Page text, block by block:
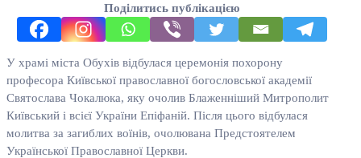
Поділитись публікацією
У храмі міста Обухів відбулася церемонія похорону
професора Київської православної богословської академії
Святослава Чокалюка, яку очолив Блаженніший Митрополит
Київський і всієї України Епіфаній. Після цього відбулася
молитва за загиблих воїнів, очолювана Предстоятелем
Української Православної Церкви.